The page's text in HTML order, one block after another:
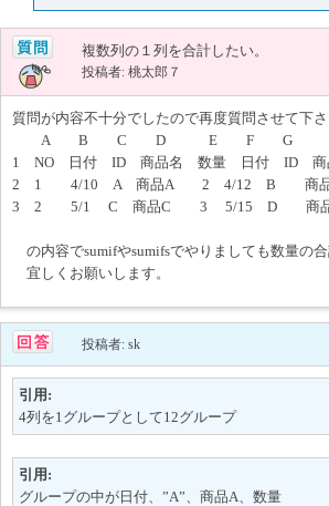
複数列の１列を合計したい。
投稿者: 桃太郎７
質問が内容不十分でしたので再度質問させて下さ
A B C D E F G
1 NO 日付 ID 商品名 数量 日付 ID 商品
2 1 4/10 A 商品A 2 4/12 B 商品B 1
3 2 5/1 C 商品C 3 5/15 D 商品D 1
ID別に（A,B,C,D)
の内容でsumifやsumifsでやりましても数量の合
宜しくお願いします。
投稿者: sk
引用:
4列を1グループとして12グループ
引用:
グループの中が日付、”A”、商品A、数量